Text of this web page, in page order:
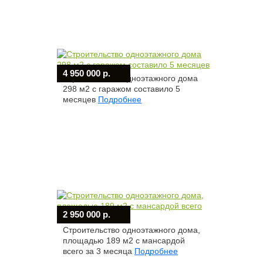
4 950 000 р.
Строительство одноэтажного дома
298 м2 с гаражом составило 5
месяцев Подробнее
2 950 000 р.
Строительство одноэтажного дома,
площадью 189 м2 с мансардой
всего за 3 месяца Подробнее